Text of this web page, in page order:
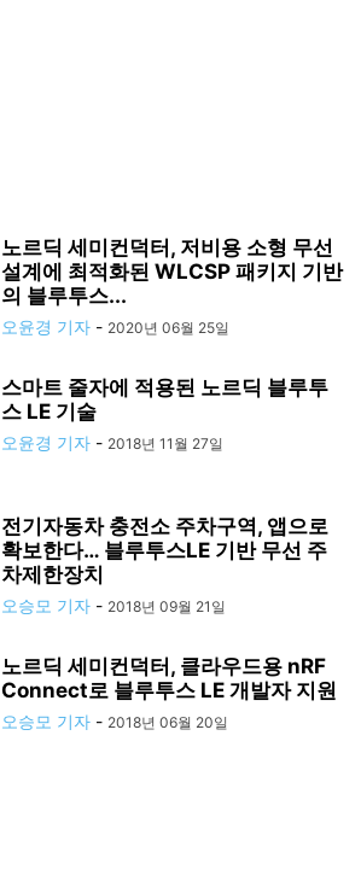
노르딕 세미컨덕터, 저비용 소형 무선
설계에 최적화된 WLCSP 패키지 기반
의 블루투스...
오윤경 기자 - 2020년 06월 25일
스마트 줄자에 적용된 노르딕 블루투
스 LE 기술
오윤경 기자 - 2018년 11월 27일
전기자동차 충전소 주차구역, 앱으로
확보한다… 블루투스LE 기반 무선 주
차제한장치
오승모 기자 - 2018년 09월 21일
노르딕 세미컨덕터, 클라우드용 nRF
Connect로 블루투스 LE 개발자 지원
오승모 기자 - 2018년 06월 20일